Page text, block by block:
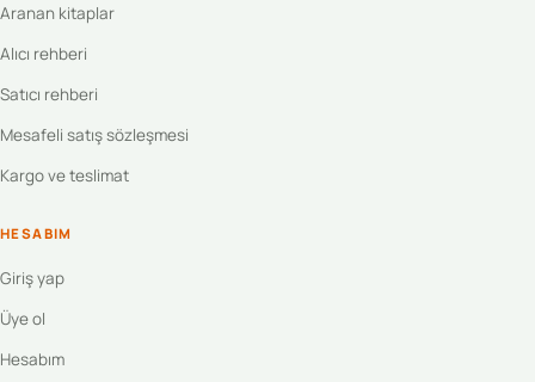
Aranan kitaplar
Alıcı rehberi
Satıcı rehberi
Mesafeli satış sözleşmesi
Kargo ve teslimat
HESABIM
Giriş yap
Üye ol
Hesabım